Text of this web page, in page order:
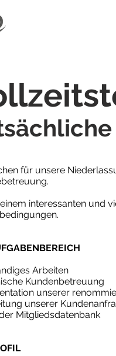
für unsere
interessanten und
Arbeiten
Kundenbetreuung
unserer
unserer
Mitgliedsdatenbank